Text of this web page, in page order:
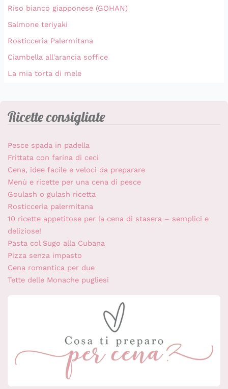
Riso bianco giapponese (GOHAN)
Salmone teriyaki
Rosticceria Palermitana
Ciambella all'arancia soffice
La mia torta di mele
Ricette consigliate
Pesce spada in padella
Frittata con farina di ceci
Cena, idee facile e veloci da preparare
Menù e ricette per una cena di pesce
Goulash o gulash ricetta
Rosticceria palermitana
10 ricette appetitose per la cena di stasera – semplici e
deliziose!
Pasta col Sugo alla Cubana
Pizza senza impasto
Cena romantica per due
Tette delle Monache pugliesi